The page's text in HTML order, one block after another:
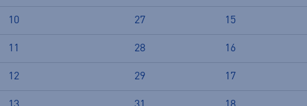
10 27 15
11 28 16
12 29 17